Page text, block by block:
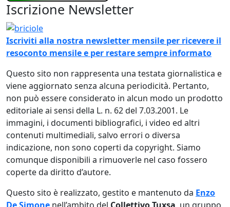
Iscrizione Newsletter
Immagine
Iscriviti alla nostra newsletter mensile per ricevere il
resoconto mensile e per restare sempre informato
Questo sito non rappresenta una testata giornalistica e
viene aggiornato senza alcuna periodicità. Pertanto,
non può essere considerato in alcun modo un prodotto
editoriale ai sensi della L. n. 62 del 7.03.2001. Le
immagini, i documenti bibliografici, i video ed altri
contenuti multimediali, salvo errori o diversa
indicazione, non sono coperti da copyright. Siamo
comunque disponibili a rimuoverle nel caso fossero
coperte da diritto d’autore.
Questo sito è realizzato, gestito e mantenuto da Enzo